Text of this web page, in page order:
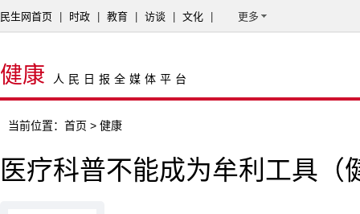
民生网首页 时政 教育 访谈 文化 更多
健康 人民日报全媒体平台
当前位置： 首页 > 健康
医疗科普不能成为牟利工具（